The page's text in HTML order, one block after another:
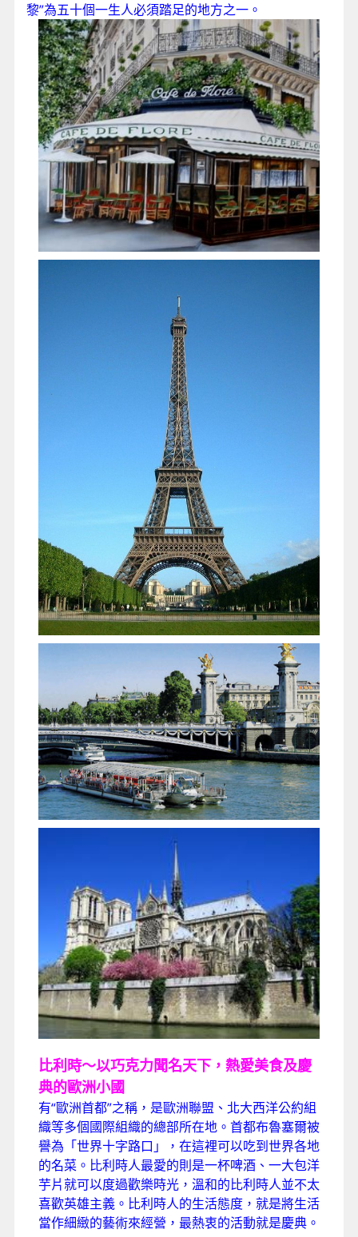
黎”為五十個一生人必須踏足的地方之一。
比利時～以巧克力聞名天下，熱愛美食及慶
典的歐洲小國
有“歐洲首都”之稱，是歐洲聯盟、北大西洋公約組
織等多個國際組織的總部所在地。首都布魯塞爾被
譽為「世界十字路口」，在這裡可以吃到世界各地
的名菜。比利時人最愛的則是一杯啤酒、一大包洋
芋片就可以度過歡樂時光，溫和的比利時人並不太
喜歡英雄主義。比利時人的生活態度，就是將生活
當作細緻的藝術來經營，最熱衷的活動就是慶典。